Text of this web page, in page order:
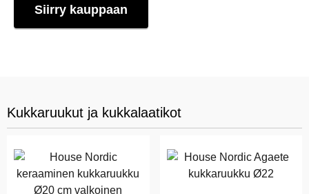
Siirry kauppaan
Kukkaruukut ja kukkalaatikot